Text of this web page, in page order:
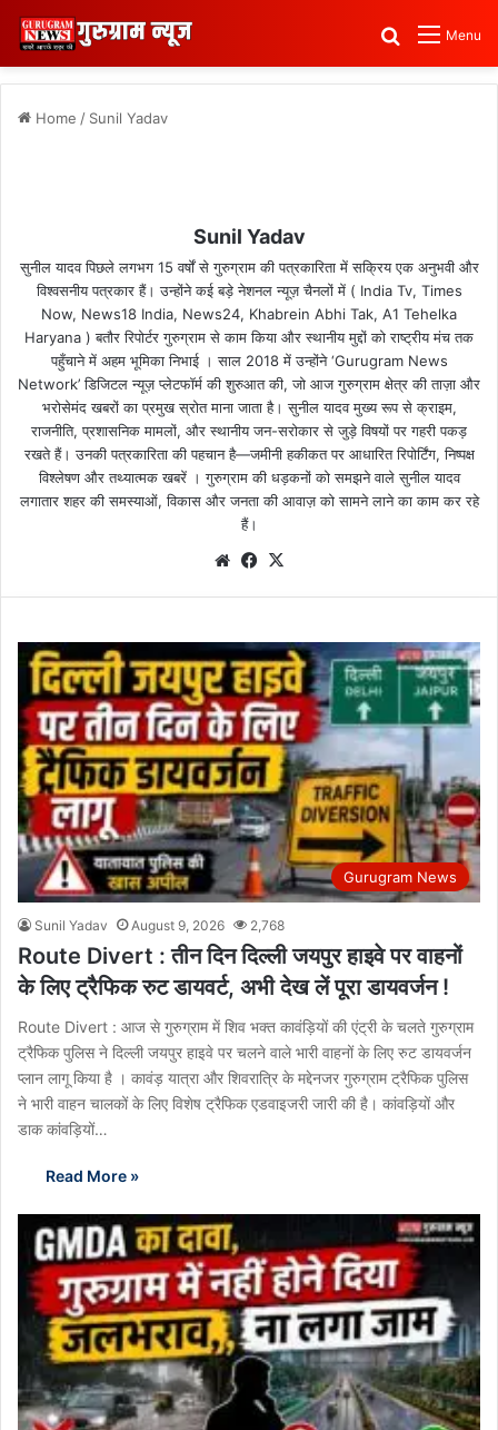
Menu
Search for
Home / Sunil Yadav
Sunil Yadav
सुनील यादव पिछले लगभग 15 वर्षों से गुरुग्राम की पत्रकारिता में सक्रिय एक अनुभवी और
विश्वसनीय पत्रकार हैं। उन्होंने कई बड़े नेशनल न्यूज़ चैनलों में ( India Tv, Times
Now, News18 India, News24, Khabrein Abhi Tak, A1 Tehelka
Haryana ) बतौर रिपोर्टर गुरुग्राम से काम किया और स्थानीय मुद्दों को राष्ट्रीय मंच तक
पहुँचाने में अहम भूमिका निभाई । साल 2018 में उन्होंने ‘Gurugram News
Network’ डिजिटल न्यूज़ प्लेटफॉर्म की शुरुआत की, जो आज गुरुग्राम क्षेत्र की ताज़ा और
भरोसेमंद खबरों का प्रमुख स्रोत माना जाता है। सुनील यादव मुख्य रूप से क्राइम,
राजनीति, प्रशासनिक मामलों, और स्थानीय जन-सरोकार से जुड़े विषयों पर गहरी पकड़
रखते हैं। उनकी पत्रकारिता की पहचान है—जमीनी हकीकत पर आधारित रिपोर्टिंग, निष्पक्ष
विश्लेषण और तथ्यात्मक खबरें । गुरुग्राम की धड़कनों को समझने वाले सुनील यादव
लगातार शहर की समस्याओं, विकास और जनता की आवाज़ को सामने लाने का काम कर रहे
हैं।
We Fa
ok
Gurugram News
Sunil Yadav August 9, 2026 2,768
Route Divert : तीन दिन दिल्ली जयपुर हाइवे पर वाहनों
के लिए ट्रैफिक रुट डायवर्ट, अभी देख लें पूरा डायवर्जन !
Route Divert : आज से गुरुग्राम में शिव भक्त कावंड़ियों की एंट्री के चलते गुरुग्राम
ट्रैफिक पुलिस ने दिल्ली जयपुर हाइवे पर चलने वाले भारी वाहनों के लिए रुट डायवर्जन
प्लान लागू किया है । कावंड़ यात्रा और शिवरात्रि के मद्देनजर गुरुग्राम ट्रैफिक पुलिस
ने भारी वाहन चालकों के लिए विशेष ट्रैफिक एडवाइजरी जारी की है। कांवड़ियों और
डाक कांवड़ियों…
Read More »